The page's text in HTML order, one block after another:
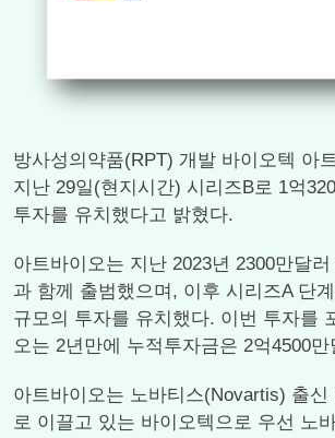
방사성의약품(RPT) 개발 바이오텍 아
지난 29일(현지시간) 시리즈B로 1억
투자를 유치했다고 밝혔다.
아트바이오는 지난 2023년 2300만달
과 함께 출범했으며, 이후 시리즈A 단
규모의 투자를 유치했다. 이번 투자를
오는 2년만에 누적투자금은 2억4500
아트바이오는 노바티스(Novartis) 출신
로 이끌고 있는 바이오텍으로 우선 노